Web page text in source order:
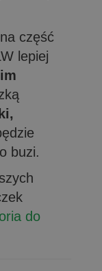
część
lepiej
buzi.
do